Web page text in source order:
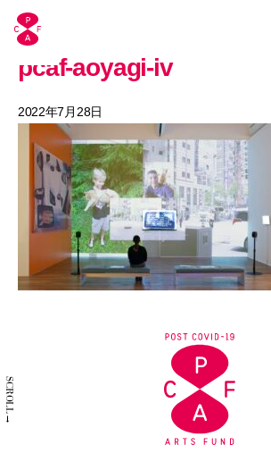
SCROLL→
pcaf-aoyagi-iv
2022年7月28日